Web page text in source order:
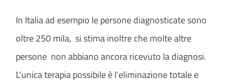
In Italia ad esempio le persone diagnosticate sono
oltre 250 mila, si stima inoltre che molte altre
persone non abbiano ancora ricevuto la diagnosi.
L’unica terapia possibile è l’eliminazione totale e